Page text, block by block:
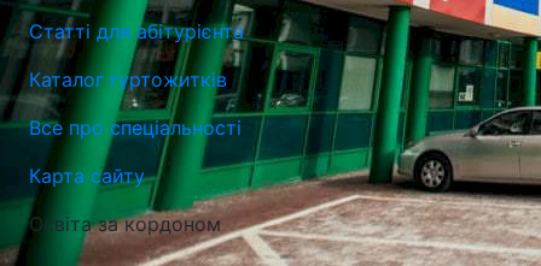
Статті для абітурієнта
Каталог гуртожитків
Все про спеціальності
Карта сайту
Освіта за кордоном